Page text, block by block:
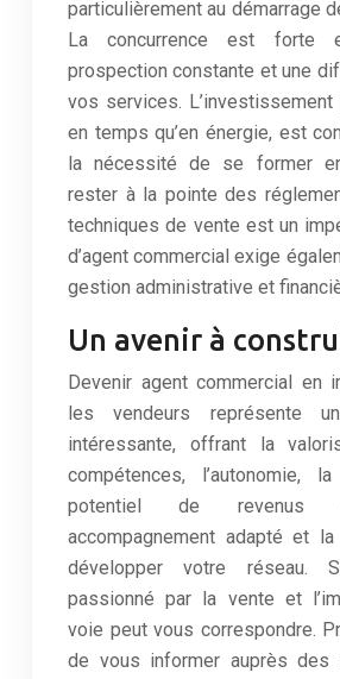
particulièrement au démarrage
La concurrence est forte
prospection constante et une
vos services. L’investissement
en temps qu’en énergie, est
la nécessité de se former
rester à la pointe des
techniques de vente est un
d’agent commercial exige
gestion administrative et
Un avenir à
Devenir agent commercial en
les vendeurs représente
intéressante, offrant la
compétences, l’autonomie,
potentiel de revenus
accompagnement adapté et
développer votre réseau.
passionné par la vente et
voie peut vous correspondre.
de vous informer auprès des